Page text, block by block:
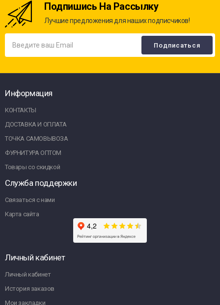
Подпишись На Рассылку
Лучшие предложения для наших подписчиков!
Информация
КОНТАКТЫ
ДОСТАВКА И ОПЛАТА
ТОЧКА САМОВЫВОЗА
ФУРНИТУРА ОПТОМ
Товары со скидкой
Служба поддержки
Связаться с нами
Карта сайта
Личный кабинет
Личный кабинет
История заказов
Мои закладки